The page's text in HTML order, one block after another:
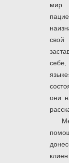
мир
они